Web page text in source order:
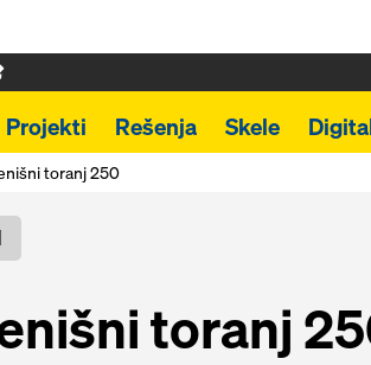
Projekti Rešenja Skele
toranj 250
toranj